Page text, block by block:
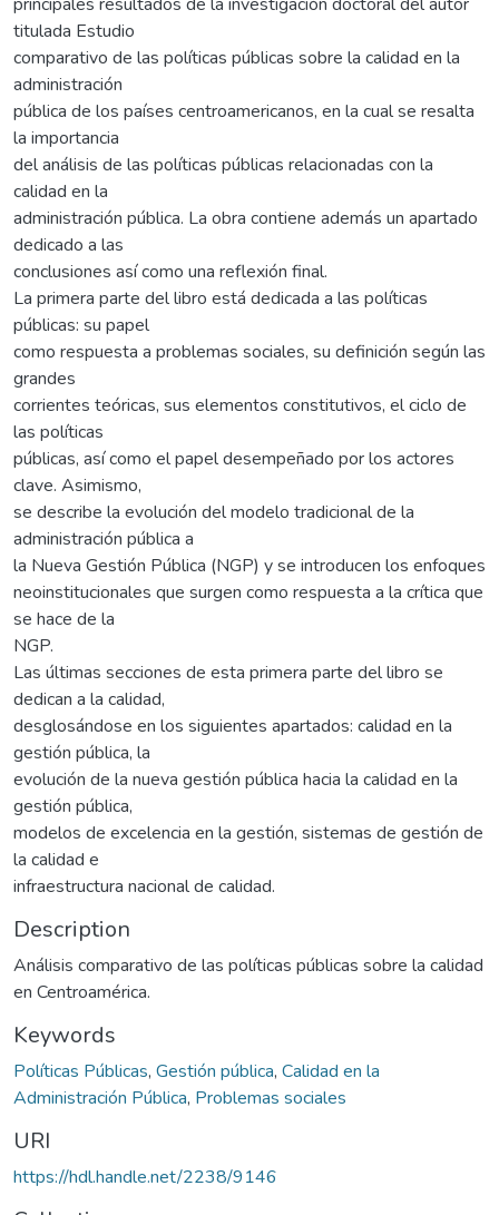
titulada Estudio
comparativo de las políticas públicas sobre la calidad en la
administración
pública de los países centroamericanos, en la cual se resalta
la importancia
del análisis de las políticas públicas relacionadas con la
calidad en la
administración pública. La obra contiene además un apartado
dedicado a las
conclusiones así como una reflexión final.
La primera parte del libro está dedicada a las políticas
públicas: su papel
como respuesta a problemas sociales, su definición según las
grandes
corrientes teóricas, sus elementos constitutivos, el ciclo de
las políticas
públicas, así como el papel desempeñado por los actores
clave. Asimismo,
se describe la evolución del modelo tradicional de la
administración pública a
la Nueva Gestión Pública (NGP) y se introducen los enfoques
neoinstitucionales que surgen como respuesta a la crítica que
se hace de la
NGP.
Las últimas secciones de esta primera parte del libro se
dedican a la calidad,
desglosándose en los siguientes apartados: calidad en la
gestión pública, la
evolución de la nueva gestión pública hacia la calidad en la
gestión pública,
modelos de excelencia en la gestión, sistemas de gestión de
la calidad e
infraestructura nacional de calidad.
Description
Análisis comparativo de las políticas públicas sobre la calidad
en Centroamérica.
Keywords
Políticas Públicas, Gestión pública, Calidad en la
Administración Pública, Problemas sociales
URI
https://hdl.handle.net/2238/9146